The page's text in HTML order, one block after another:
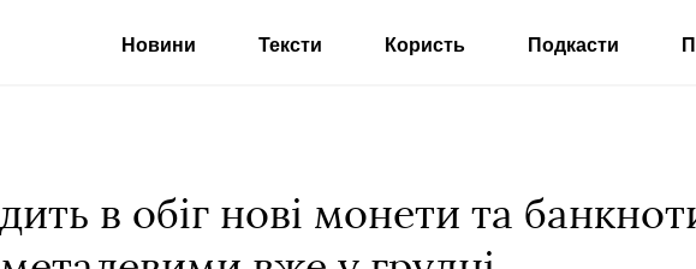
Новини Тексти Користь Подкасти
в обіг нові монети та